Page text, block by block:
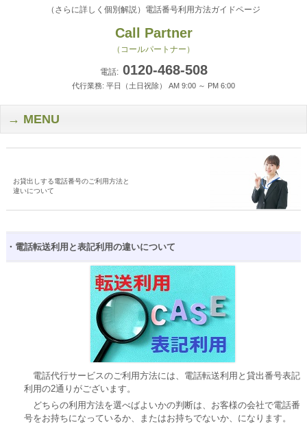
（さらに詳しく個別解説）電話番号利用方法ガイドページ
Call Partner
（コールパートナー）
電話:0120-468-508
代行業務: 平日（土日祝除） AM 9:00 ～ PM 6:00
MENU
お貸出しする電話番号のご利用方法と
違いについて
・電話転送利用と表記利用の違いについて
電話代行サービスのご利用方法には、電話転送利用と貸出番号表記
利用の2通りがございます。
どちらの利用方法を選べばよいかの判断は、お客様の会社で電話番
号をお持ちになっているか、またはお持ちでないか、になります。